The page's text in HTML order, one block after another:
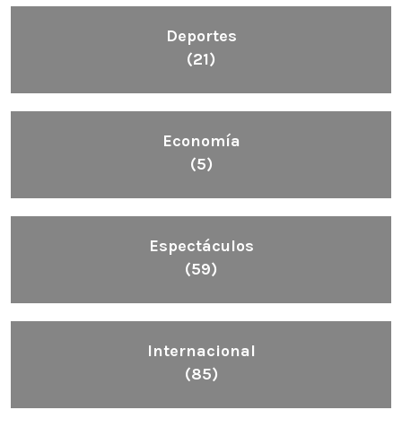
Deportes
(21)
Economía
(5)
Espectáculos
(59)
Internacional
(85)